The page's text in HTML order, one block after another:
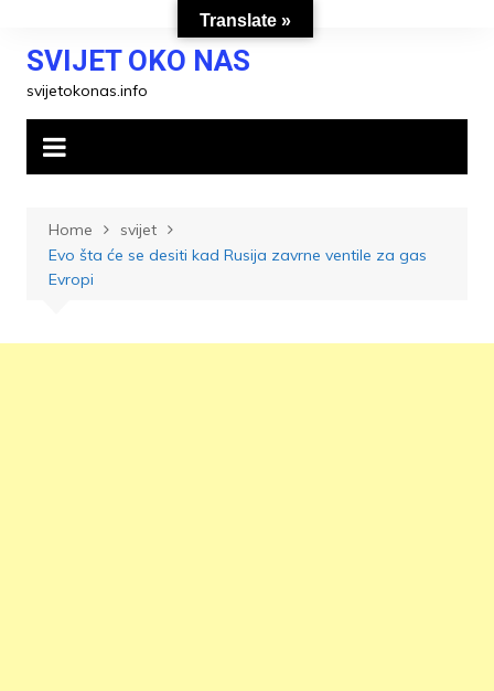
contentSVIJET OKO NAS
svijetokonas.info
Home
svijet
Evo šta će se desiti kad Rusija zavrne ventile za gas
Evropi
Translate »